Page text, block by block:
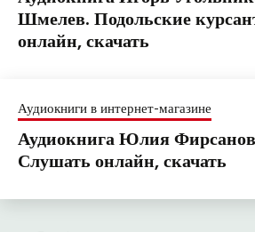
Шмелев. Подольские
онлайн, скачать
Аудиокниги в интернет-магазине
Аудиокнига Юлия
Слушать онлайн, скачать